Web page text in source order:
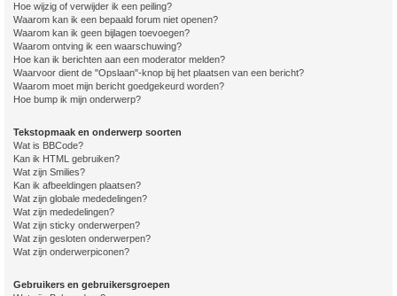
Hoe wijzig of verwijder ik een peiling?
Waarom kan ik een bepaald forum niet openen?
Waarom kan ik geen bijlagen toevoegen?
Waarom ontving ik een waarschuwing?
Hoe kan ik berichten aan een moderator melden?
Waarvoor dient de "Opslaan"-knop bij het plaatsen van een bericht?
Waarom moet mijn bericht goedgekeurd worden?
Hoe bump ik mijn onderwerp?
Tekstopmaak en onderwerp soorten
Wat is BBCode?
Kan ik HTML gebruiken?
Wat zijn Smilies?
Kan ik afbeeldingen plaatsen?
Wat zijn globale mededelingen?
Wat zijn mededelingen?
Wat zijn sticky onderwerpen?
Wat zijn gesloten onderwerpen?
Wat zijn onderwerpiconen?
Gebruikers en gebruikersgroepen